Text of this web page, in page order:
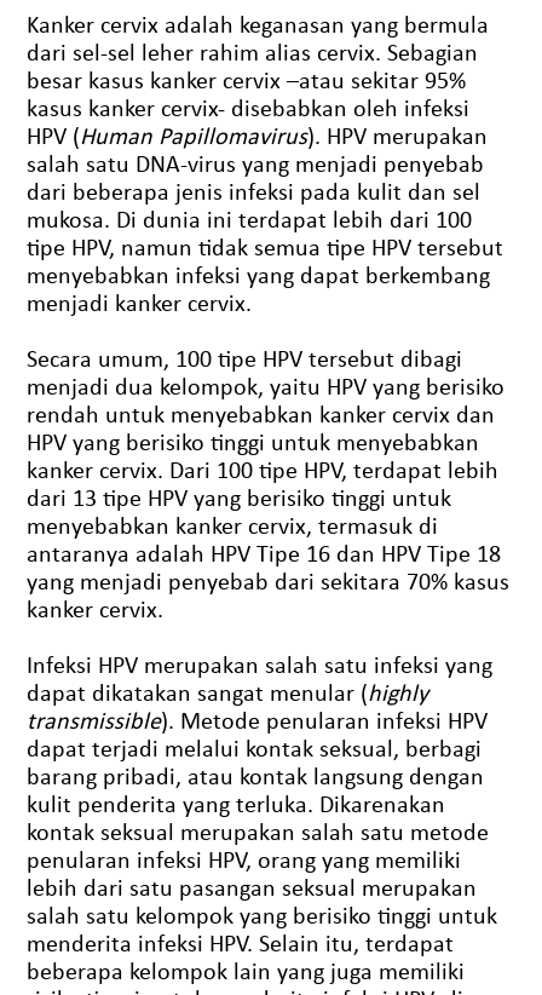
Kanker cervix adalah keganasan yang bermula
dari sel-sel leher rahim alias cervix. Sebagian
besar kasus kanker cervix –atau sekitar 95%
kasus kanker cervix- disebabkan oleh infeksi
HPV (Human Papillomavirus). HPV merupakan
salah satu DNA-virus yang menjadi penyebab
dari beberapa jenis infeksi pada kulit dan sel
mukosa. Di dunia ini terdapat lebih dari 100
tipe HPV, namun tidak semua tipe HPV tersebut
menyebabkan infeksi yang dapat berkembang
menjadi kanker cervix.
Secara umum, 100 tipe HPV tersebut dibagi
menjadi dua kelompok, yaitu HPV yang berisiko
rendah untuk menyebabkan kanker cervix dan
HPV yang berisiko tinggi untuk menyebabkan
kanker cervix. Dari 100 tipe HPV, terdapat lebih
dari 13 tipe HPV yang berisiko tinggi untuk
menyebabkan kanker cervix, termasuk di
antaranya adalah HPV Tipe 16 dan HPV Tipe 18
yang menjadi penyebab dari sekitara 70% kasus
kanker cervix.
Infeksi HPV merupakan salah satu infeksi yang
dapat dikatakan sangat menular (highly
transmissible). Metode penularan infeksi HPV
dapat terjadi melalui kontak seksual, berbagi
barang pribadi, atau kontak langsung dengan
kulit penderita yang terluka. Dikarenakan
kontak seksual merupakan salah satu metode
penularan infeksi HPV, orang yang memiliki
lebih dari satu pasangan seksual merupakan
salah satu kelompok yang berisiko tinggi untuk
menderita infeksi HPV. Selain itu, terdapat
beberapa kelompok lain yang juga memiliki